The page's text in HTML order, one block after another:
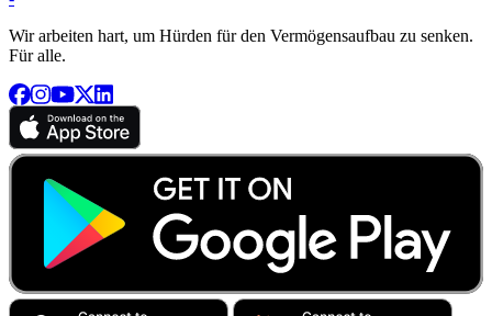
Wir arbeiten hart, um Hürden für den Vermögensaufbau zu senken.
Für alle.